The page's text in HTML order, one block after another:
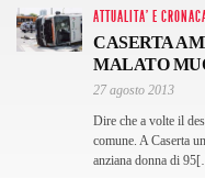
ATTUALITA' E
CASERTA
MALATO
27 agosto 2013
Dire che a volte il
comune. A Caserta
anziana donna di